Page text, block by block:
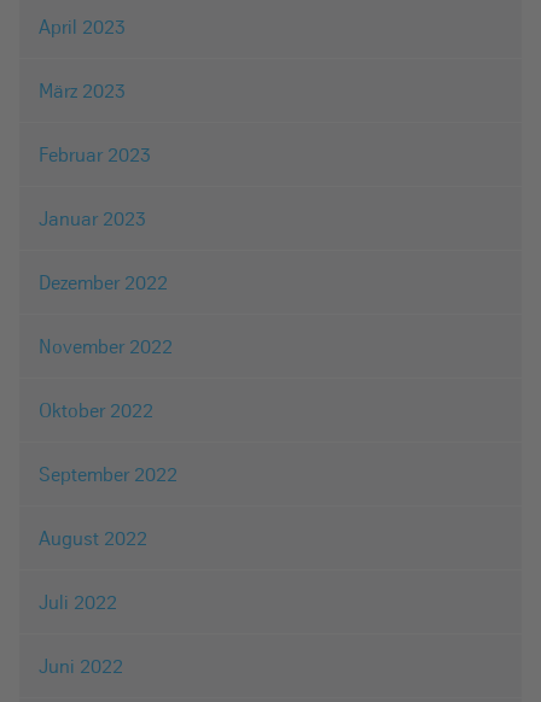
April 2023
März 2023
Februar 2023
Januar 2023
Dezember 2022
November 2022
Oktober 2022
September 2022
August 2022
Juli 2022
Juni 2022